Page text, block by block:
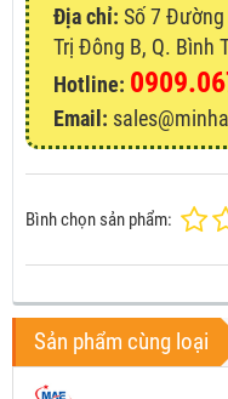
Địa chỉ: Số 7 Đường
Trị Đông B, Q. Bình
Hotline:
Email:
Bình chọn sản phẩm:
Sản phẩm cùng loại